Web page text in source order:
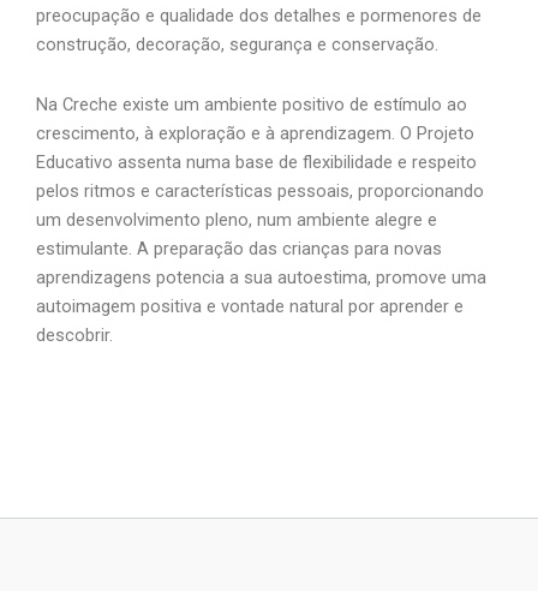
preocupação e qualidade dos detalhes e pormenores de
construção, decoração, segurança e conservação.
Na Creche existe um ambiente positivo de estímulo ao
crescimento, à exploração e à aprendizagem. O Projeto
Educativo assenta numa base de flexibilidade e respeito
pelos ritmos e características pessoais, proporcionando
um desenvolvimento pleno, num ambiente alegre e
estimulante. A preparação das crianças para novas
aprendizagens potencia a sua autoestima, promove uma
autoimagem positiva e vontade natural por aprender e
descobrir.